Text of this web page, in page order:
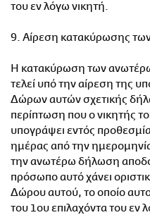
του εν λόγω νικητή.
9. Αίρεση κατακύρωσης
Η κατακύρωση των
τελεί υπό την αίρεση της
Δώρων αυτών σχετικής
περίπτωση που ο νικητής
υπογράψει εντός
ημέρας από την
την ανωτέρω δήλωση
πρόσωπο αυτό χάνει
Δώρου αυτού, το οποίο
του 1ου επιλαχόντα του εν